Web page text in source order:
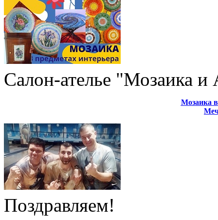
Салон-ателье "Мозаика
Мозаика в
Поздравляем!